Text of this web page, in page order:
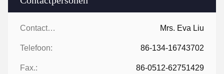
Contactpersonen: Mrs. Eva Liu
Telefoon: 86-134-16743702
Fax.: 86-0512-62751429